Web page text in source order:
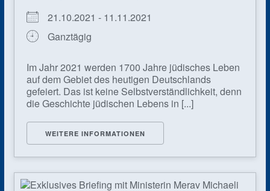
21.10.2021 - 11.11.2021
Ganztägig
Im Jahr 2021 werden 1700 Jahre jüdisches Leben
auf dem Gebiet des heutigen Deutschlands
gefeiert. Das ist keine Selbstverständlichkeit, denn
die Geschichte jüdischen Lebens in [...]
WEITERE INFORMATIONEN